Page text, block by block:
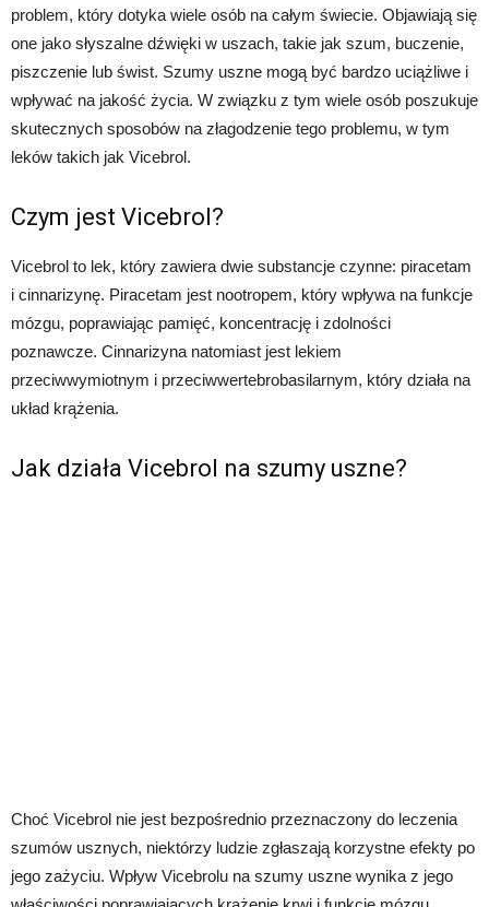
problem, który dotyka wiele osób na całym świecie. Objawiają się
one jako słyszalne dźwięki w uszach, takie jak szum, buczenie,
piszczenie lub świst. Szumy uszne mogą być bardzo uciążliwe i
wpływać na jakość życia. W związku z tym wiele osób poszukuje
skutecznych sposobów na złagodzenie tego problemu, w tym
leków takich jak Vicebrol.
Czym jest Vicebrol?
Vicebrol to lek, który zawiera dwie substancje czynne: piracetam
i cinnarizynę. Piracetam jest nootropem, który wpływa na funkcje
mózgu, poprawiając pamięć, koncentrację i zdolności
poznawcze. Cinnarizyna natomiast jest lekiem
przeciwwymiotnym i przeciwwertebrobasilarnym, który działa na
układ krążenia.
Jak działa Vicebrol na szumy uszne?
Choć Vicebrol nie jest bezpośrednio przeznaczony do leczenia
szumów usznych, niektórzy ludzie zgłaszają korzystne efekty po
jego zażyciu. Wpływ Vicebrolu na szumy uszne wynika z jego